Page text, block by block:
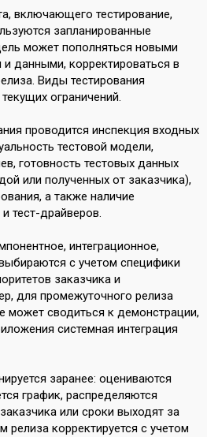
включающего тестирование,
запланированные
может пополняться новыми
данными, корректироваться в
Виды тестирования
ограничений.
проводится инспекция входных
тестовой модели,
готовность тестовых данных
или полученных от заказчика),
а также наличие
тест-драйверов.
интеграционное,
с учетом специфики
заказчика и
для промежуточного релиза
может сводиться к демонстрации,
системная интеграция
заранее: оцениваются
график, распределяются
или сроки выходят за
корректируется с учетом